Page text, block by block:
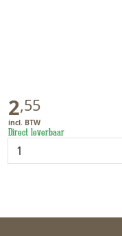
2,55
Direct leverbaar